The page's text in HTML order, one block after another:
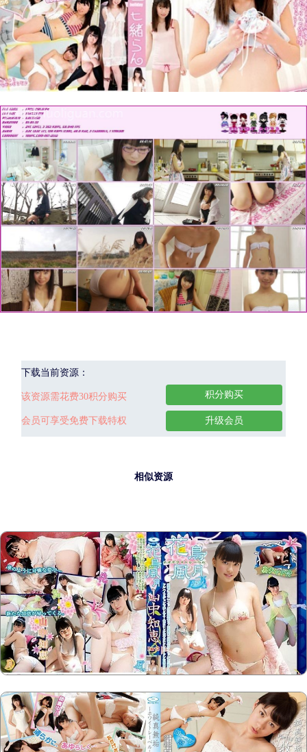
下载当前资源：
该资源需花费30积分购买
会员可享受免费下载特权
积分购买
升级会员
相似资源